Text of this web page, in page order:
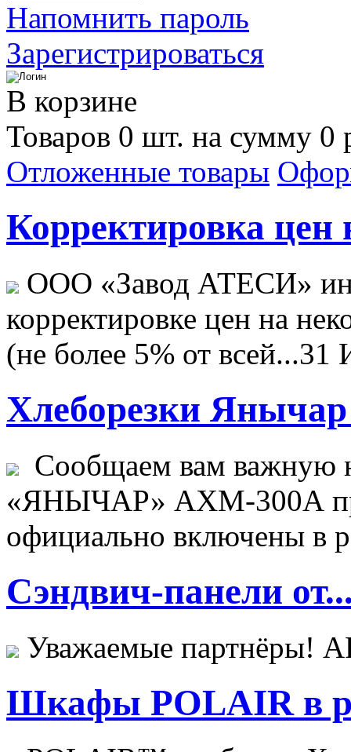
Напомнить пароль
Зарегистрироваться
В корзине
Товаров 0 шт. на сумму 0
Отложенные товары
Корректировка цен
ООО «Завод АТЕСИ»
корректировке цен на
(не более 5% от всей...31
Хлеборезки Янычар
Сообщаем вам важную
«ЯНЫЧАР» АХМ-300А
официально включены в
Сэндвич-панели
Уважаемые
Шкафы POLAIR в